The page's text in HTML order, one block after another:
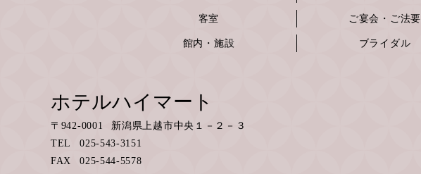
客室
館内・施設
ご宴会・ご法要
ブライダル
ホテルハイマート
〒 942-0001
新潟県上越市中央１－２－３
TEL
025-543-3151
FAX
025-544-5578